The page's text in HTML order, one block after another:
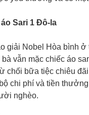
Sari 1 Đô-la
giải Nobel Hòa bình ở
vẫn mặc chiếc áo
chối bữa tiệc chiêu
chi phí và tiền
nghèo.